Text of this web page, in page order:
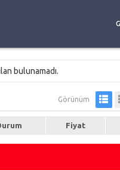
bulunamadı.
Görünüm
Fiyat